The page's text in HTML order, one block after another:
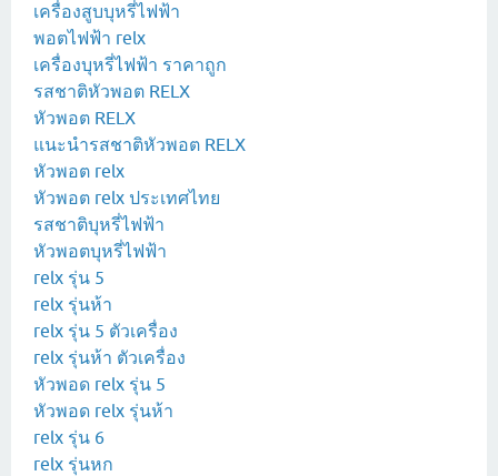
เครื่องสูบบุหรี่ไฟฟ้า
พอตไฟฟ้า relx
เครื่องบุหรี่ไฟฟ้า ราคาถูก
รสชาติหัวพอต RELX
หัวพอต RELX
แนะนำรสชาติหัวพอต RELX
หัวพอต relx
หัวพอต relx ประเทศไทย
รสชาติบุหรี่ไฟฟ้า
หัวพอตบุหรี่ไฟฟ้า
relx รุ่น 5
relx รุ่นห้า
relx รุ่น 5 ตัวเครื่อง
relx รุ่นห้า ตัวเครื่อง
หัวพอด relx รุ่น 5
หัวพอด relx รุ่นห้า
relx รุ่น 6
relx รุ่นหก